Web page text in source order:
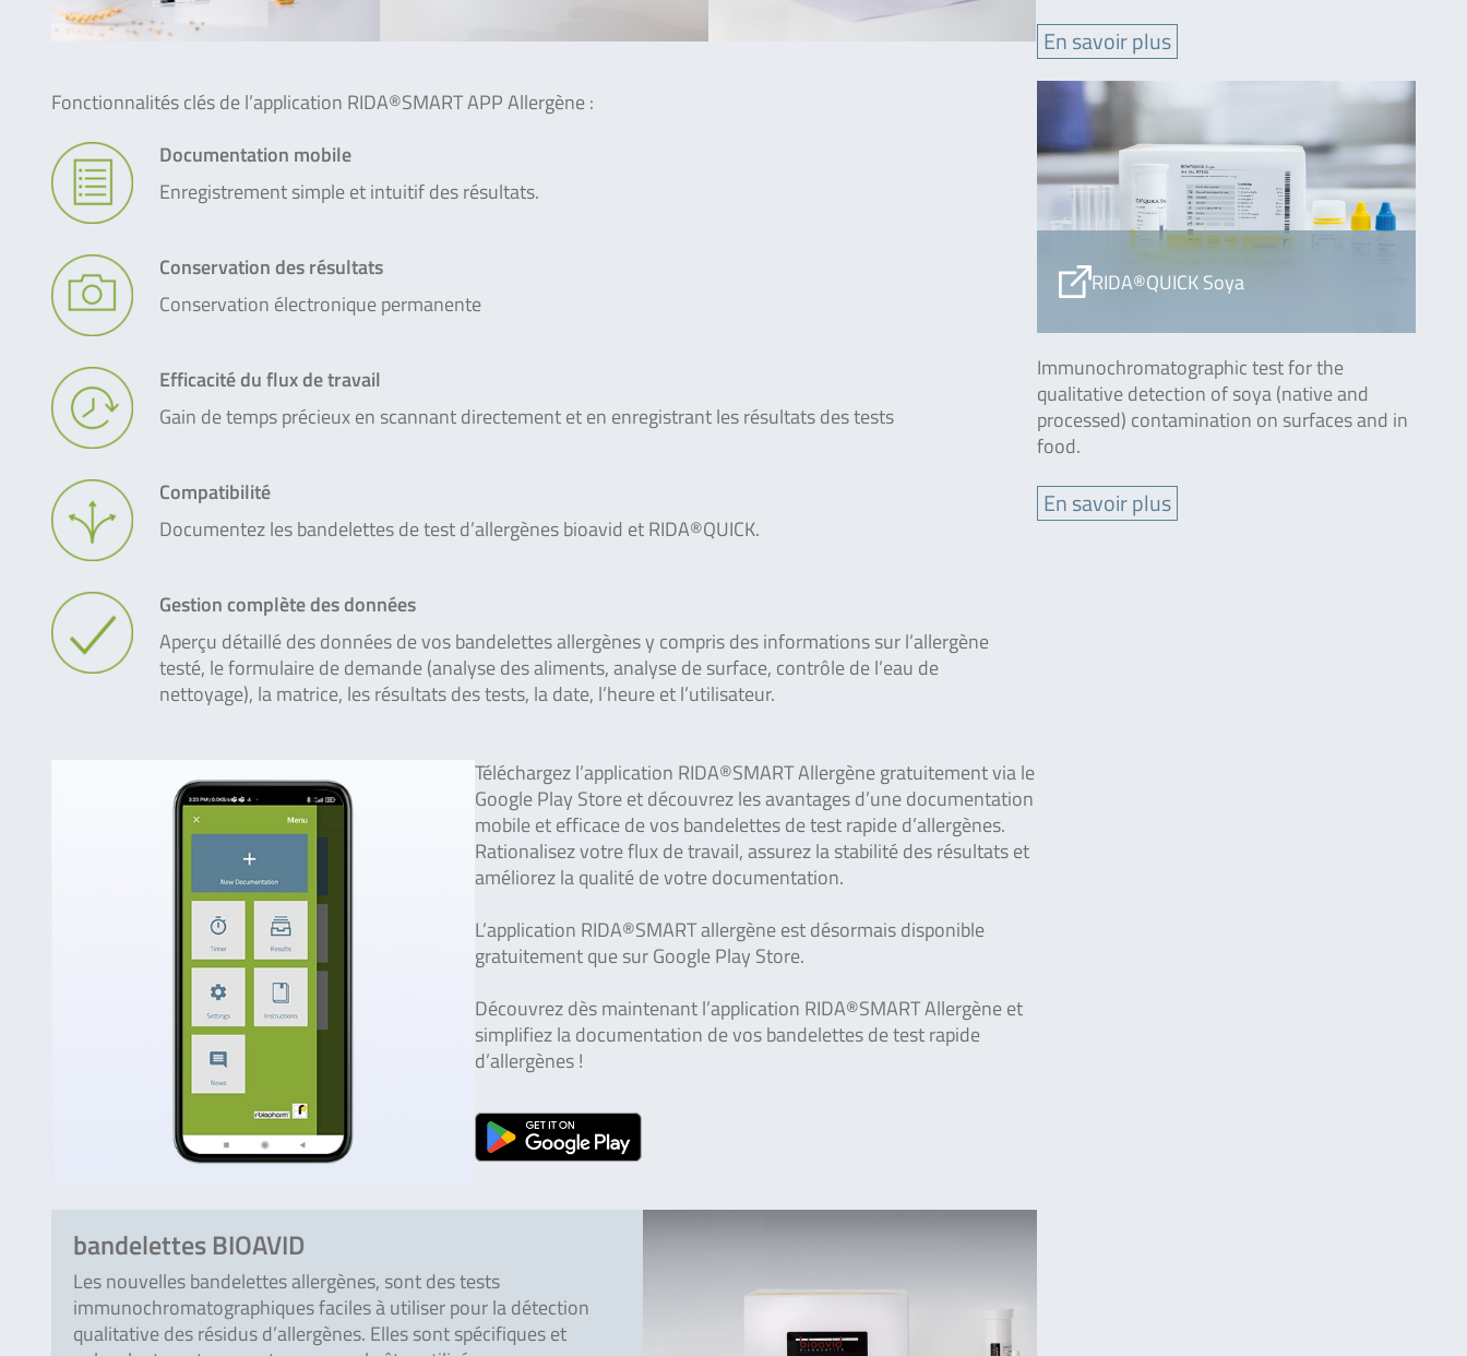
Fonctionnalités clés de l’application RIDA®SMART APP Allergène :
Documentation mobile
Enregistrement simple et intuitif des résultats.
Conservation des résultats
Conservation électronique permanente
Efficacité du flux de travail
Gain de temps précieux en scannant directement et en enregistrant les résultats des tests
Compatibilité
Documentez les bandelettes de test d’allergènes bioavid et RIDA®QUICK.
Gestion complète des données
Aperçu détaillé des données de vos bandelettes allergènes y compris des informations sur l’allergène
testé, le formulaire de demande (analyse des aliments, analyse de surface, contrôle de l’eau de
nettoyage), la matrice, les résultats des tests, la date, l’heure et l’utilisateur.
Téléchargez l’application RIDA®SMART Allergène gratuitement via le
Google Play Store et découvrez les avantages d’une documentation
mobile et efficace de vos bandelettes de test rapide d’allergènes.
Rationalisez votre flux de travail, assurez la stabilité des résultats et
améliorez la qualité de votre documentation.
L’application RIDA®SMART allergène est désormais disponible
gratuitement que sur Google Play Store.
Découvrez dès maintenant l’application RIDA®SMART Allergène et
simplifiez la documentation de vos bandelettes de test rapide
d’allergènes !
bandelettes BIOAVID
Les nouvelles bandelettes allergènes, sont des tests
immunochromatographiques faciles à utiliser pour la détection
qualitative des résidus d’allergènes. Elles sont spécifiques et
En savoir plus
RIDA®QUICK Soya
Immunochromatographic test for the
qualitative detection of soya (native and
processed) contamination on surfaces and in
food.
En savoir plus